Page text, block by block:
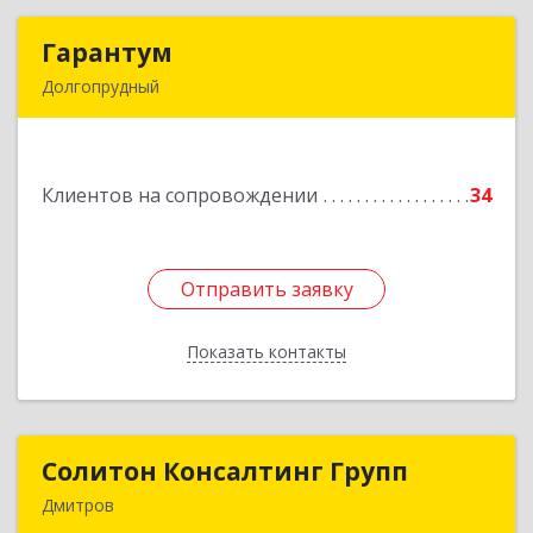
Гарантум
Долгопрудный
Клиентов на сопровождении 34
Отправить заявку
Показать контакты
Подробнее
Отправить заявку
Назад
Солитон Консалтинг Групп
Дмитров
Солитон Консалтинг Групп